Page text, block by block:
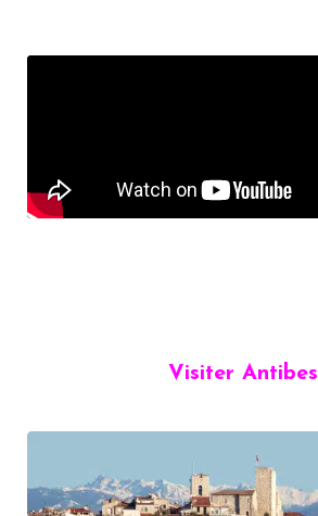
Visiter Antibes